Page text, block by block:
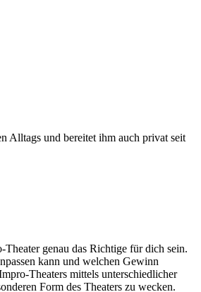
Alltags und bereitet ihm auch privat seit
genau das Richtige für dich sein.
kann und welchen Gewinn
Theaters mittels unterschiedlicher
Form des Theaters zu wecken.